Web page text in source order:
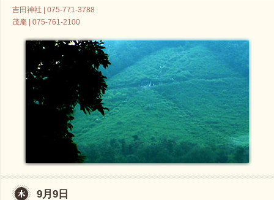
吉田神社 | 075-771-3788
茂庵 | 075-761-2100
9月9日